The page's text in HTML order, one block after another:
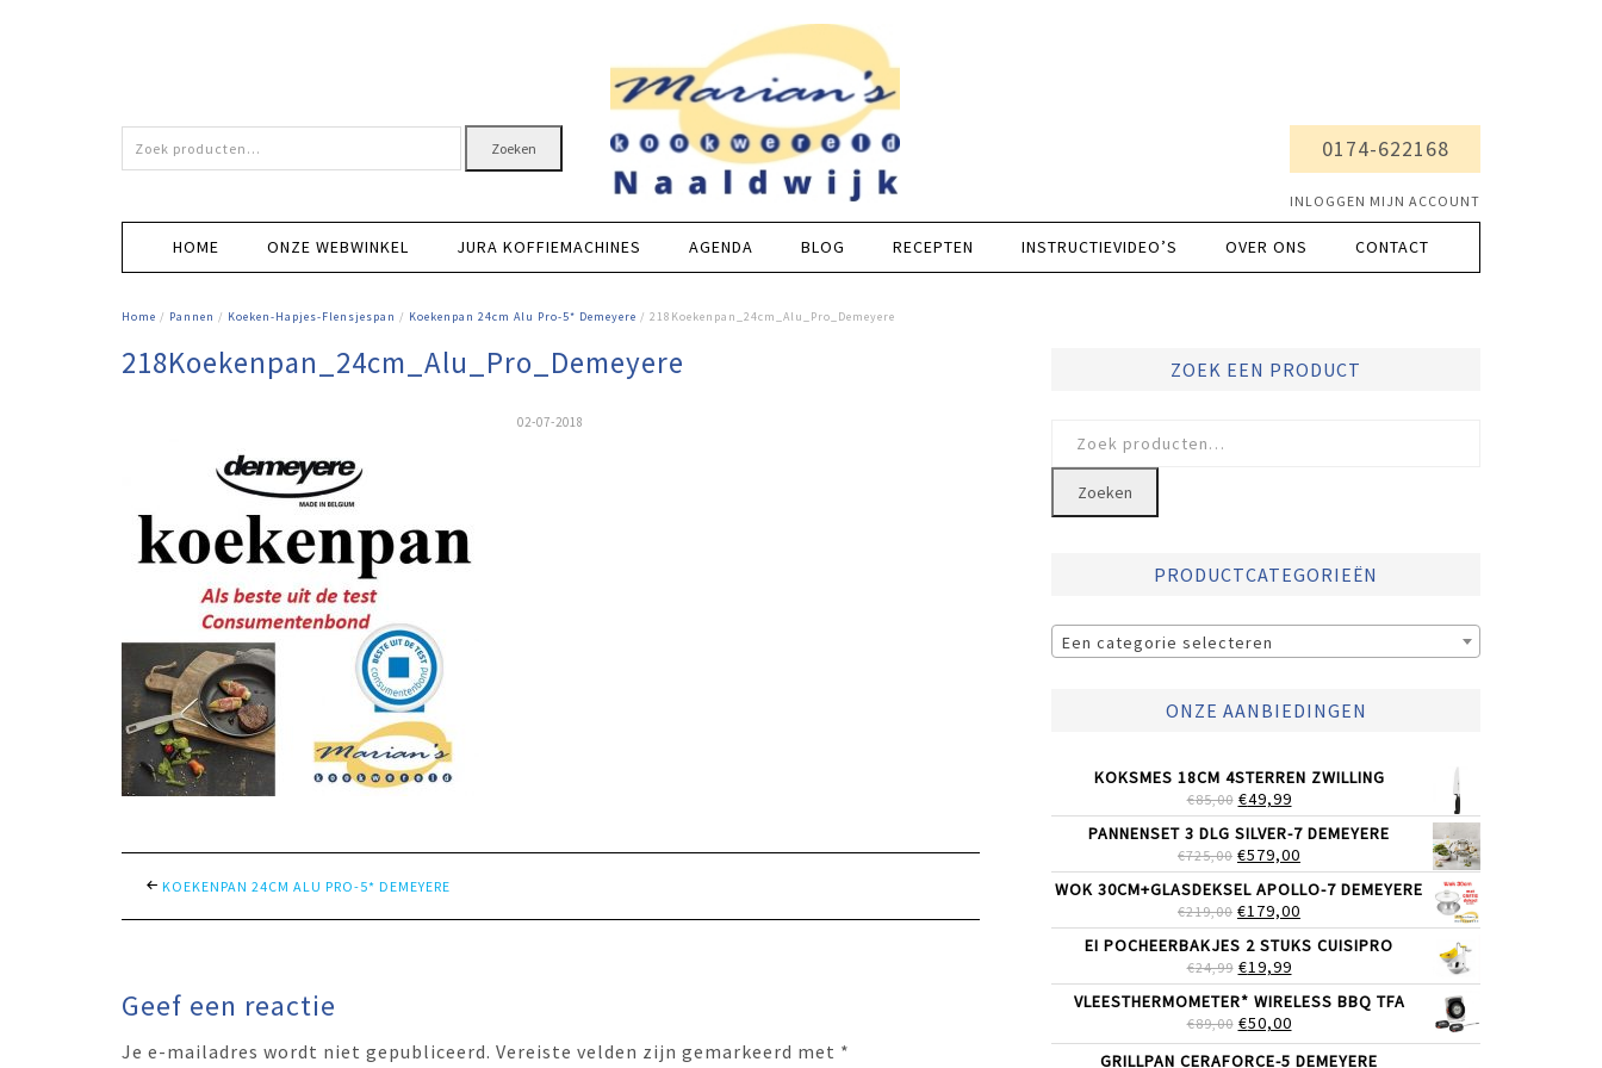
Zoeken
naar:
Zoeken 0174-622168
INLOGGEN MIJN ACCOUNT
HOME ONZE WEBWINKEL JURA KOFFIEMACHINES AGENDA BLOG RECEPTEN INSTRUCTIEVIDEO’S OVER ONS CONTACT
Home / Pannen / Koeken-Hapjes-Flensjespan / Koekenpan 24cm Alu Pro-5* Demeyere / 218Koekenpan_24cm_Alu_Pro_Demeyere
218Koekenpan_24cm_Alu_Pro_Demeyere
02-07-2018
KOEKENPAN 24CM ALU PRO-5* DEMEYERE
Geef een reactie
Je e-mailadres wordt niet gepubliceerd. Vereiste velden zijn gemarkeerd met *
ZOEK EEN PRODUCT
naar:
Zoeken
PRODUCTCATEGORIEËN
Een categorie selecteren
ONZE AANBIEDINGEN
KOKSMES 18CM 4STERREN ZWILLING
€85,00 OORSPRONKELIJKE
PRIJS
WAS:
€85,00.
€49,99HUIDIGE
PRIJS
IS:
€49,99.
PANNENSET 3 DLG SILVER-7 DEMEYERE
€725,00 OORSPRONKELIJKE
PRIJS
WAS:
€725,00.
€579,00
PRIJS
IS:
€579,00.
WOK 30CM+GLASDEKSEL APOLLO-7 DEMEYERE
€219,00 OORSPRONKELIJKE
PRIJS
WAS:
€219,00.
€179,00
PRIJS
IS:
EI POCHEERBAKJES 2 STUKS CUISIPRO
€24,99 OORSPRONKELIJKE
PRIJS
WAS:
€24,99.
€19,99HUIDIGE
PRIJS
IS:
€19,99.
VLEESTHERMOMETER* WIRELESS BBQ TFA
€89,00 OORSPRONKELIJKE
PRIJS
€50,00HUIDIGE
PRIJS
GRILLPAN CERAFORCE-5 DEMEYERE